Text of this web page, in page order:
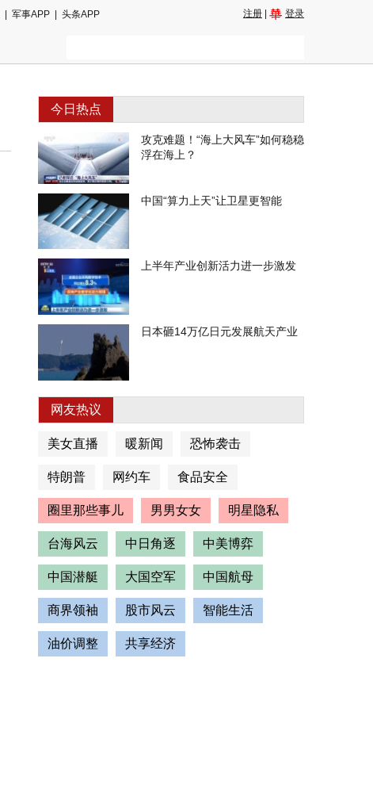
军事APP 头条APP 注册 登录
今日热点
攻克难题！“海上大风车”如何稳稳
浮在海上？
中国“算力上天”让卫星更智能
上半年产业创新活力进一步激发
日本砸14万亿日元发展航天产业
网友热议
美女直播 暖新闻 恐怖袭击
特朗普 网约车 食品安全
圈里那些事儿 男男女女 明星隐私
台海风云 中日角逐 中美博弈
中国潜艇 大国空军 中国航母
商界领袖 股市风云 智能生活
油价调整 共享经济